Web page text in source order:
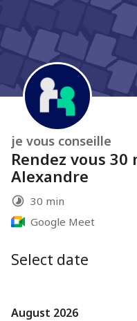
je vous conseille
Rendez vous
Alexandre
30 min
Google Meet
Select date
August 2026
August 2026